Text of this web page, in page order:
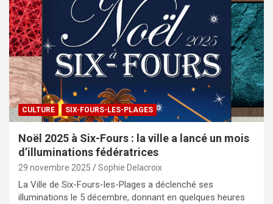
CULTURE SIX-FOURS-LES-PLAGES
Noël 2025 à Six-Fours : la ville a lancé un mois
d’illuminations fédératrices
29 novembre 2025 Sophie Delacroix
La Ville de Six-Fours-les-Plages a déclenché ses
illuminations le 5 décembre, donnant en quelques heures